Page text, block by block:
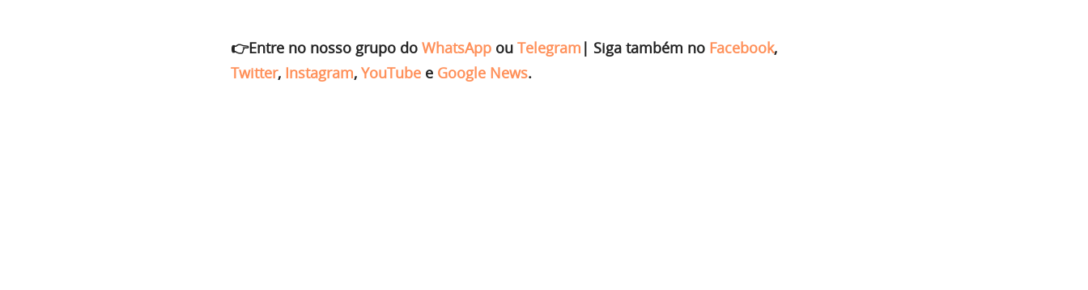
👉Entre no nosso grupo do WhatsApp ou Telegram | Siga também no Facebook,
Twitter, Instagram, YouTube e Google News.